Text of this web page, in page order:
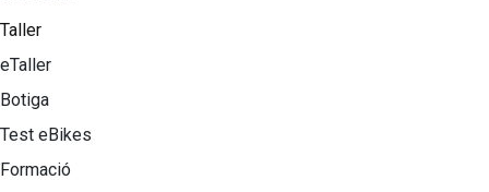
Taller
eTaller
Botiga
Test eBikes
Formació